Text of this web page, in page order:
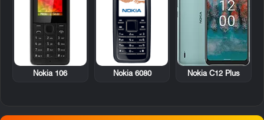
Nokia C12 Plus
Nokia 6080
Nokia 106